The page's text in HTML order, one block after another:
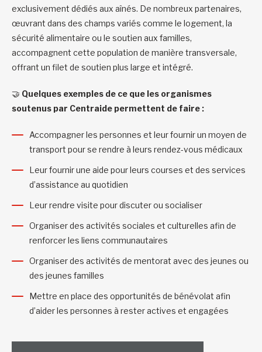
exclusivement dédiés aux aînés. De nombreux partenaires,
œuvrant dans des champs variés comme le logement, la
sécurité alimentaire ou le soutien aux familles,
accompagnent cette population de manière transversale,
offrant un filet de soutien plus large et intégré.
🤝 Quelques exemples de ce que les organismes
soutenus par Centraide permettent de faire :
Accompagner les personnes et leur fournir un moyen de
transport pour se rendre à leurs rendez-vous médicaux
Leur fournir une aide pour leurs courses et des services
d’assistance au quotidien
Leur rendre visite pour discuter ou socialiser
Organiser des activités sociales et culturelles afin de
renforcer les liens communautaires
Organiser des activités de mentorat avec des jeunes ou
des jeunes familles
Mettre en place des opportunités de bénévolat afin
d’aider les personnes à rester actives et engagées